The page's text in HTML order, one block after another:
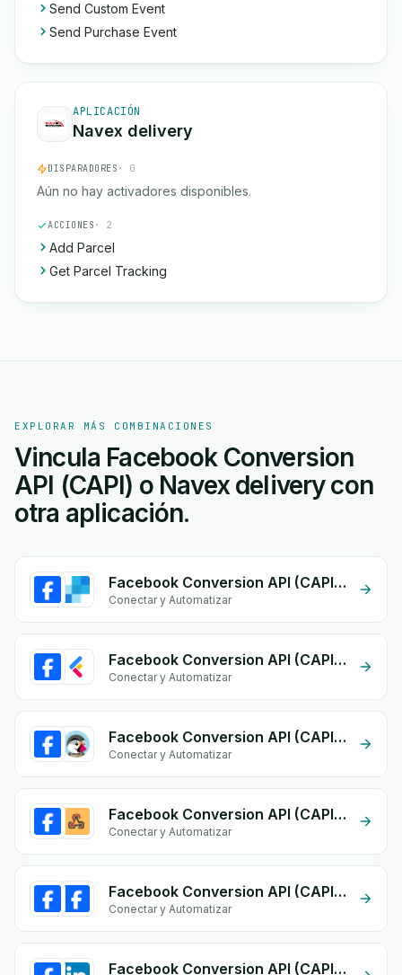
Send Custom Event
Send Purchase Event
APLICACIÓN
Navex delivery
DISPARADORES · 0
Aún no hay activadores disponibles.
ACCIONES · 2
Add Parcel
Get Parcel Tracking
EXPLORAR MÁS COMBINACIONES
Vincula Facebook Conversion
API (CAPI) o Navex delivery con
otra aplicación.
Facebook Conversion API (CAPI) + SendGrid
Conectar y Automatizar
Facebook Conversion API (CAPI) + lightfunnels
Conectar y Automatizar
Facebook Conversion API (CAPI) + PrestaShop
Conectar y Automatizar
Facebook Conversion API (CAPI) + Custom Webhook
Conectar y Automatizar
Facebook Conversion API (CAPI) + Facebook Commerce
Conectar y Automatizar
Facebook Conversion API (CAPI) + Linkedin form